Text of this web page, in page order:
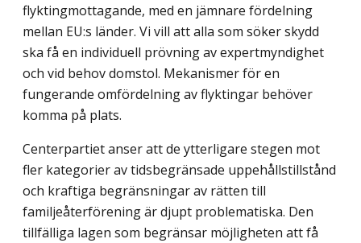
flyktingmottagande, med en jämnare fördelning
mellan EU:s länder. Vi vill att alla som söker skydd
ska få en individuell prövning av expert­myndighet
och vid behov domstol. Mekanismer för en
fungerande omfördelning av flyktingar behöver
komma på plats.
Centerpartiet anser att de ytterligare stegen mot
fler kategorier av tidsbegränsade uppehållstillstånd
och kraftiga begränsningar av rätten till
familjeåterförening är djupt problematiska. Den
tillfälliga lagen som begränsar möjligheten att få